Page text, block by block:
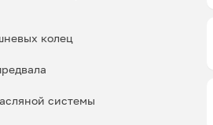
колец
системы